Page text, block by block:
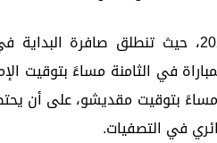
وتقام المباراة يوم الخميس المقبل الموافق 9 أكتوبر 2025، حيث
في الثامنة مساءً بتوقيت
بتوقيت مقديشو، على أن
في التصفيات.